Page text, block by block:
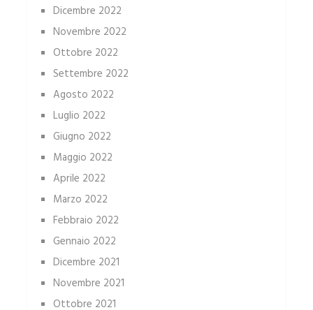
Dicembre 2022
Novembre 2022
Ottobre 2022
Settembre 2022
Agosto 2022
Luglio 2022
Giugno 2022
Maggio 2022
Aprile 2022
Marzo 2022
Febbraio 2022
Gennaio 2022
Dicembre 2021
Novembre 2021
Ottobre 2021